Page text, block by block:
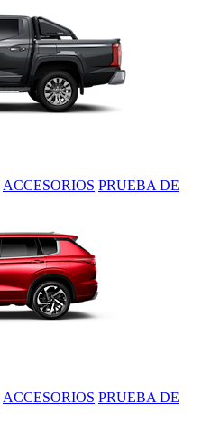
ACCESORIOS PRUEBA DE
ACCESORIOS PRUEBA DE